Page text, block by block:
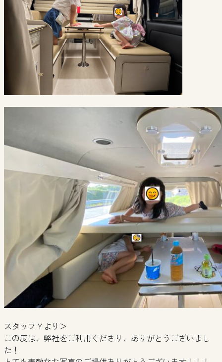
スタッフＹより＞
この度は、弊社をご利用くださり、ありがとうございまし
た！